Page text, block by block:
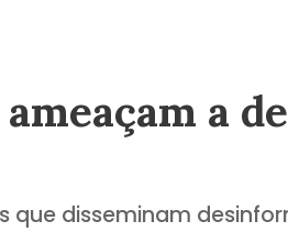
a
que disseminam